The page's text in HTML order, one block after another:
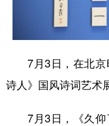
多语种频道
English
Русский язык
7月3日，在北京
诗人》国风诗词艺术
7月3日，《久仰